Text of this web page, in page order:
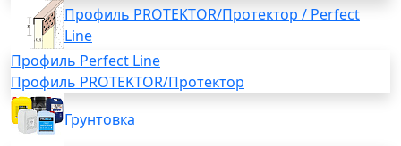
Профиль PROTEKTOR/Протектор / Perfect
Line
Профиль Perfect Line
Профиль PROTEKTOR/Протектор
Грунтовка